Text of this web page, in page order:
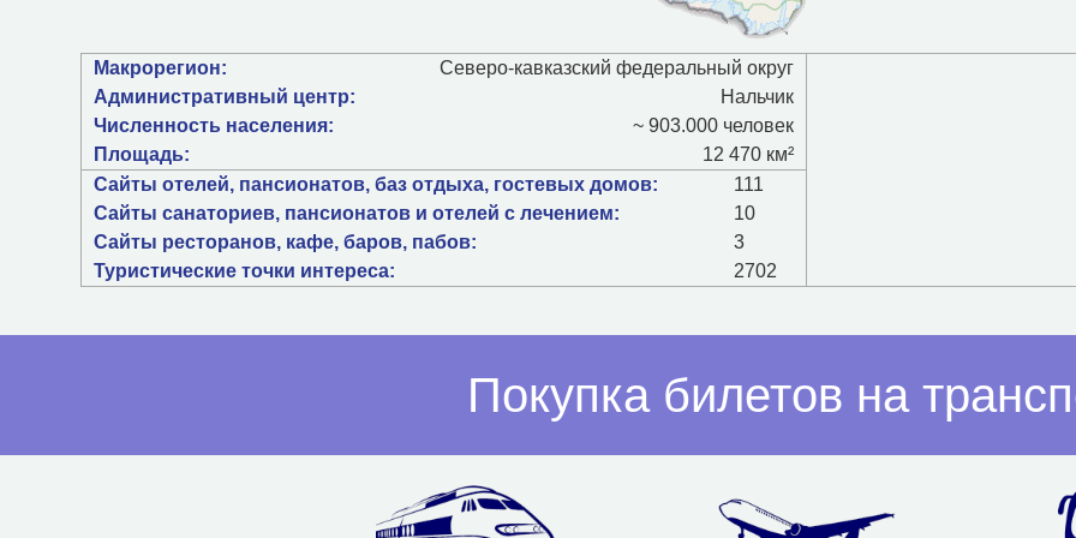
Макрорегион:
Северо-кавказский федеральный округ
Административный центр:
Нальчик
Численность населения:
~ 903.000 человек
Площадь:
12 470 км²
Сайты отелей, пансионатов, баз отдыха, гостевых домов:
111
Сайты санаториев, пансионатов и отелей с лечением:
10
Сайты ресторанов, кафе, баров, пабов:
3
Туристические точки интереса:
2702
Покупка билетов на